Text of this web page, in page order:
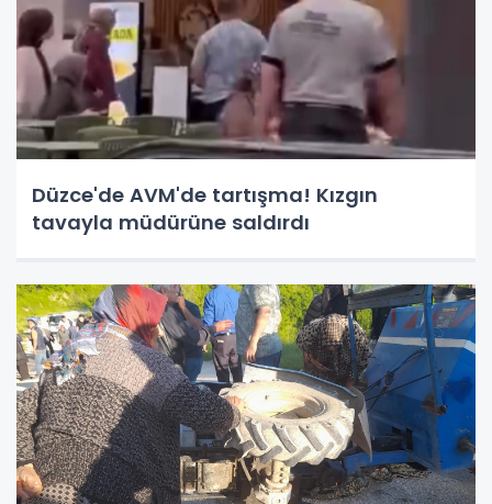
Düzce'de AVM'de tartışma! Kızgın
tavayla müdürüne saldırdı